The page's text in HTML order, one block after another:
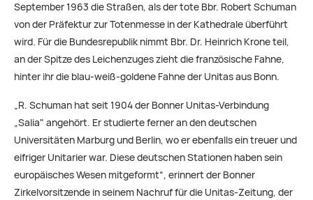
September 1963 die Straßen, als der tote Bbr. Robert Schuman
von der Prä­fektur zur Totenmesse in der Kathedrale überführt
wird. Für die Bundesrepublik nimmt Bbr. Dr. Heinrich Krone teil,
an der Spitze des Leichenzuges zieht die französische Fahne,
hinter ihr die blau-weiß­-goldene Fahne der Unitas aus Bonn.
„R. Schuman hat seit 1904 der Bonner Unitas-Verbindung
„Salia" angehört. Er stu­dierte ferner an den deutschen
Universitäten Marburg und Berlin, wo er ebenfalls ein treuer und
eifriger Unitarier war. Diese deut­schen Stationen haben sein
europäisches Wesen mitgeformt“, erinnert der Bonner
Zirkelvorsitzende in seinem Nachruf für die Unitas-Zeitung, der